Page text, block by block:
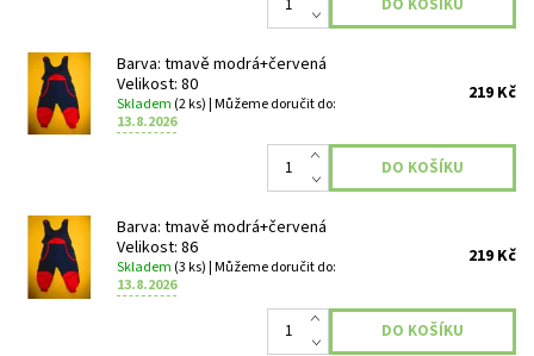
Barva: tmavě modrá+červená
Velikost: 80
Skladem (2 ks)| Můžeme doručit do:
13.8.2026
219 Kč
Barva: tmavě modrá+červená
Velikost: 86
Skladem (3 ks)| Můžeme doručit do:
13.8.2026
219 Kč